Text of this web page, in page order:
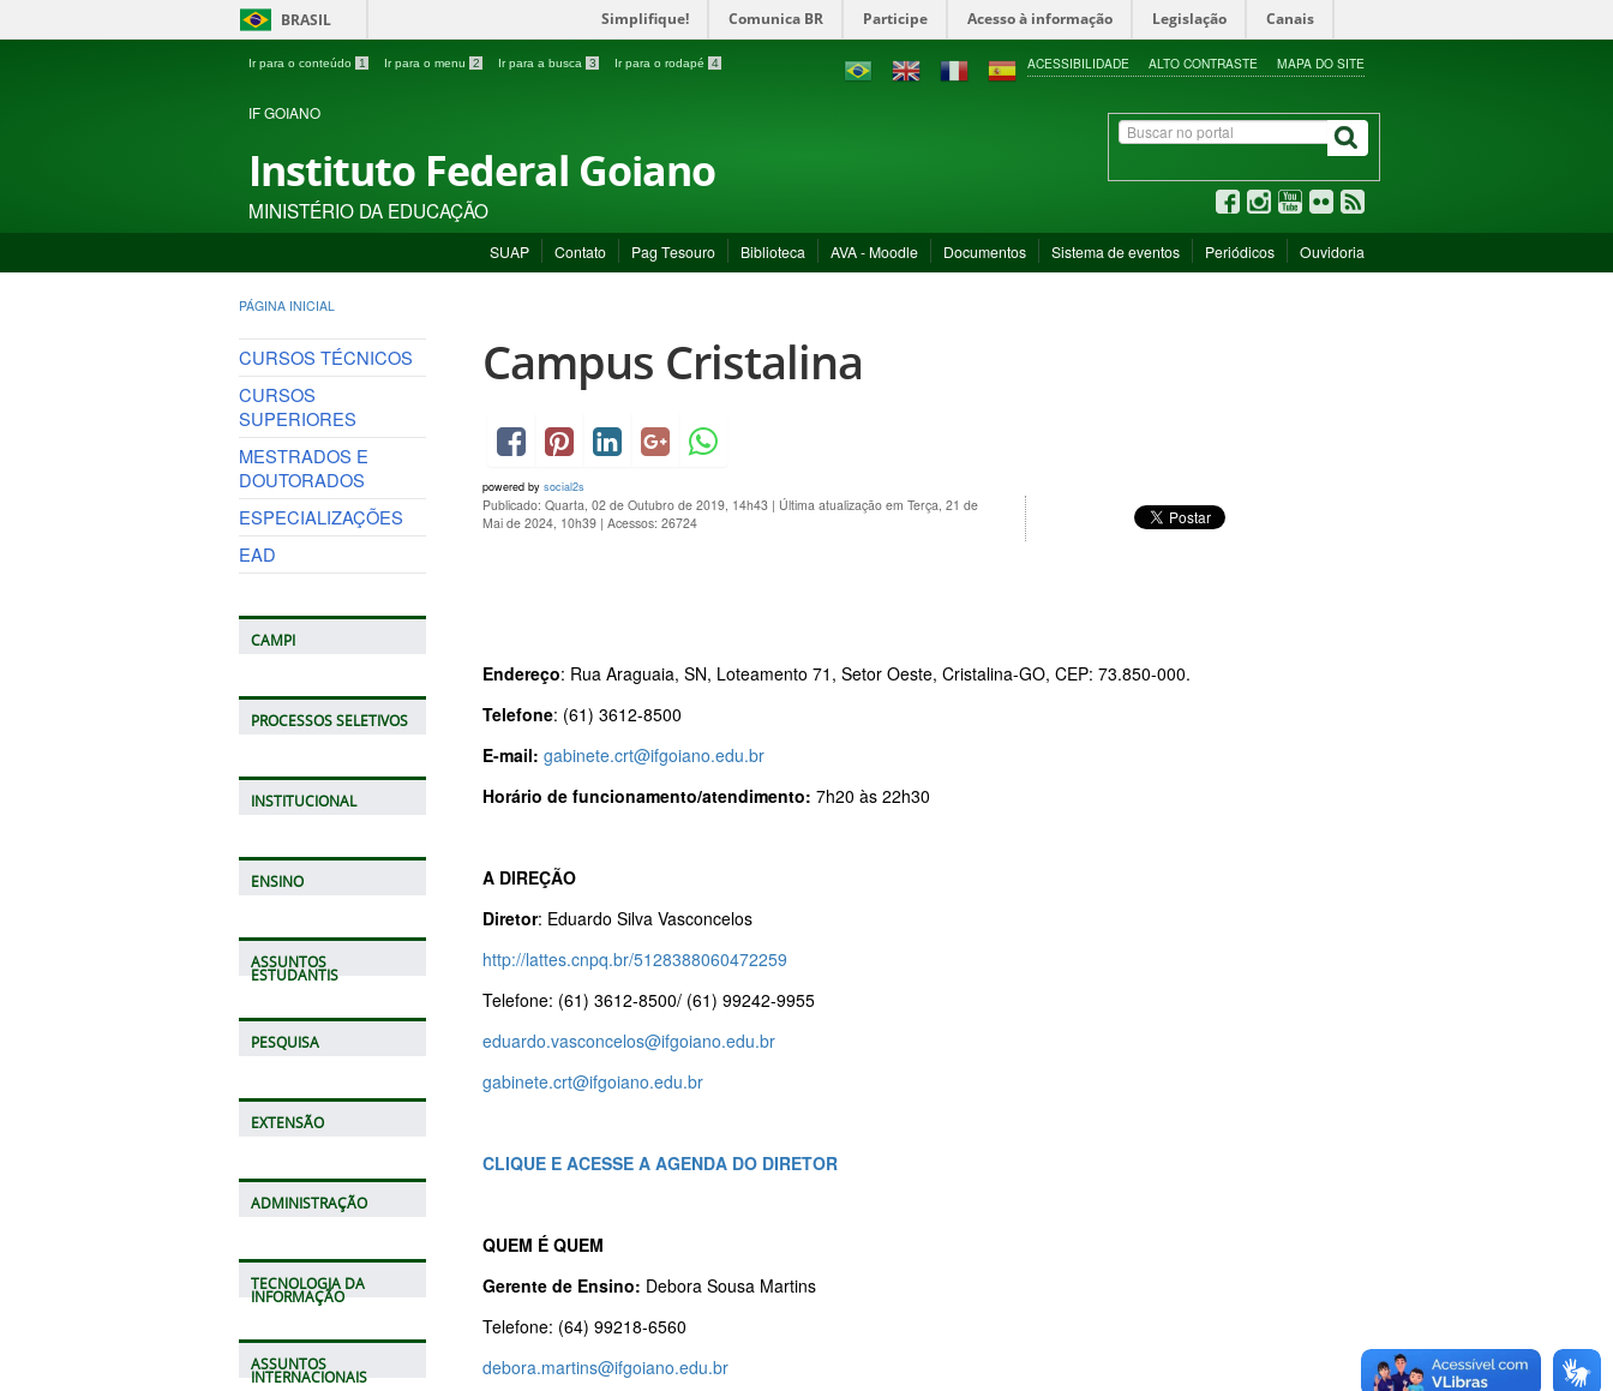
BRASIL Simplifique! Comunica BR Participe Acesso à informação Legislação Canais
Ir para o conteúdo 1 Ir para o menu 2 Ir para a busca 3 Ir para o rodapé 4 ACESSIBILIDADE ALTO CONTRASTE MAPA DO SITE
IF GOIANO
Instituto Federal Goiano
MINISTÉRIO DA EDUCAÇÃO
SUAP Contato Pag Tesouro Biblioteca AVA - Moodle Documentos Sistema de eventos Periódicos Ouvidoria
PÁGINA INICIAL
CURSOS TÉCNICOS
CURSOS
SUPERIORES
MESTRADOS E
DOUTORADOS
ESPECIALIZAÇÕES
EAD
CAMPI
PROCESSOS SELETIVOS
INSTITUCIONAL
ENSINO
ASSUNTOS
ESTUDANTIS
PESQUISA
EXTENSÃO
ADMINISTRAÇÃO
TECNOLOGIA DA
INFORMAÇÃO
ASSUNTOS
INTERNACIONAIS
Campus Cristalina
powered by social2s
Publicado: Quarta, 02 de Outubro de 2019, 14h43 | Última atualização em Terça, 21 de
Mai de 2024, 10h39 | Acessos: 26724
Endereço: Rua Araguaia, SN, Loteamento 71, Setor Oeste, Cristalina-GO, CEP: 73.850-000.
Telefone: (61) 3612-8500
E-mail: gabinete.crt@ifgoiano.edu.br
Horário de funcionamento/atendimento: 7h20 às 22h30
A DIREÇÃO
Diretor: Eduardo Silva Vasconcelos
http://lattes.cnpq.br/5128388060472259
Telefone: (61) 3612-8500/ (61) 99242-9955
eduardo.vasconcelos@ifgoiano.edu.br
gabinete.crt@ifgoiano.edu.br
CLIQUE E ACESSE A AGENDA DO DIRETOR
QUEM É QUEM
Gerente de Ensino: Debora Sousa Martins
Telefone: (64) 99218-6560
debora.martins@ifgoiano.edu.br